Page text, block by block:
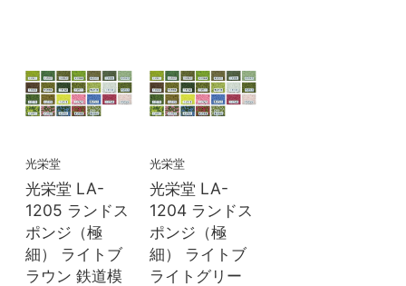
光栄堂
光栄堂 LA-
1205 ランドス
ポンジ（極
細） ライトブ
ラウン 鉄道模
光栄堂
光栄堂 LA-
1204 ランドス
ポンジ（極
細） ライトブ
ライトグリー